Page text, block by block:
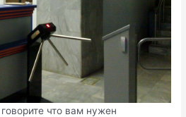
что вам нужен